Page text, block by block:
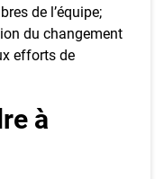
de l’équipe;
du changement
efforts de
à